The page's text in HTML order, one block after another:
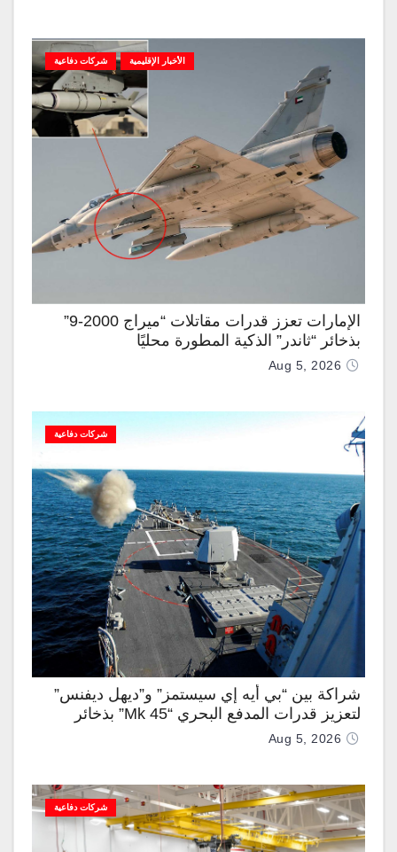
الأخبار الإقليمية شركات دفاعية
الإمارات تعزز قدرات مقاتلات “ميراج 2000-9”
بذخائر “ثاندر” الذكية المطورة محليًا
Aug 5, 2026
شركات دفاعية
شراكة بين “بي أيه إي سيستمز” و”ديهل ديفنس”
لتعزيز قدرات المدفع البحري “Mk 45” بذخائر
موجهة وصواريخ “IRIS-T”
Aug 5, 2026
شركات دفاعية